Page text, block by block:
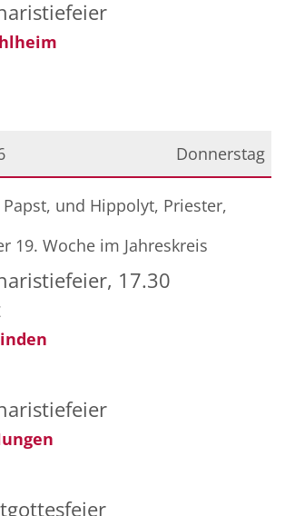
Donnerstag
2026und Hippolyt, Priester,
19. Woche im Jahreskreis
17.30